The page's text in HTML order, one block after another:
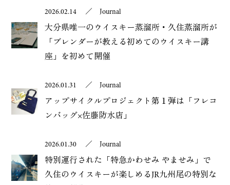
2026.02.14／ Journal
大分県唯一のウイスキー蒸溜所・久住蒸溜所が
「ブレンダーが教える初めてのウイスキー講
座」を初めて開催
2026.01.31 ／ Journal
アップサイクルプロジェクト第１弾は「フレコ
ンバッグ×佐藤防水店」
2026.01.30／ Journal
特別運行された「特急かわせみ やませみ」で
久住のウイスキーが楽しめるJR九州尾の特別な